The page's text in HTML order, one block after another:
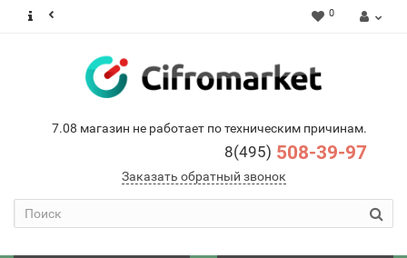
0
7.08 магазин не работает по техническим причинам.
8(495) 508-39-97
Заказать обратный звонок